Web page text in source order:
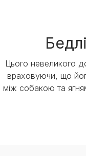
Цього невеликого
враховуючи, що
між собакою та